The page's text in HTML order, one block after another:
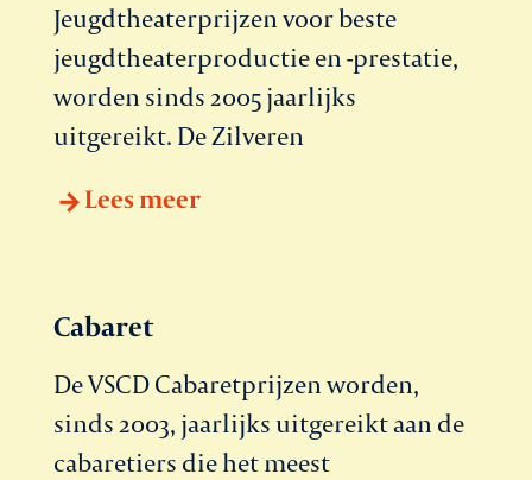
Jeugdtheaterprijzen voor beste
jeugdtheaterproductie en -prestatie,
worden sinds 2005 jaarlijks
uitgereikt. De Zilveren
Lees meer
Cabaret
De VSCD Cabaretprijzen worden,
sinds 2003, jaarlijks uitgereikt aan de
cabaretiers die het meest